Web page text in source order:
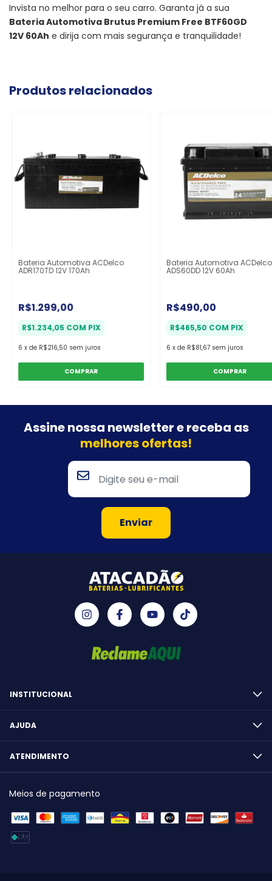
Invista no melhor para o seu carro. Garanta já a sua
Bateria Automotiva Brutus Premium Free BTF60GD
12V 60Ah e dirija com mais segurança e tranquilidade!
Produtos relacionados
Bateria Automotiva ACDelco
ADR170TD 12V 170Ah
R$1.299,00
R$1.234,05 COM PIX
6 x de R$216,50 sem juros
COMPRAR
Bateria Automotiva ACDelco
ADS60DD 12V 60Ah
R$490,00
R$465,50 COM PIX
6 xde R$81,67 sem juros
COMPRAR
Assine nossa newsletter ereceba as
melhores ofertas!
INSTITUCIONAL
AJUDA
ATENDIMENTO
Meios de pagamento